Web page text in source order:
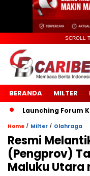
SCROLL
BERANDA MILTER
Forum
Home / Milter / Olahraga
Resmi
(Pengprov)
Maluku Utara